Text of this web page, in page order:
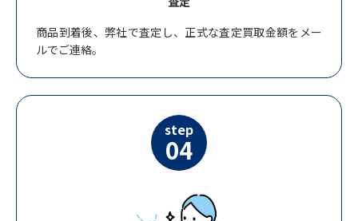
商品到着後、弊社で査定し、正式な査定買取金額をメー
ルでご連絡。
step
04